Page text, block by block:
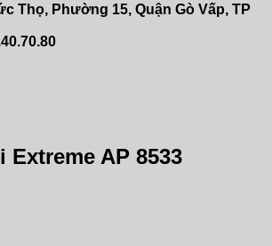
Thọ, Phường 15, Quận Gò Vấp, TP
Extreme AP 8533